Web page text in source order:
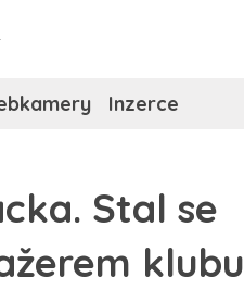
Inzerce
Stal se
klubu